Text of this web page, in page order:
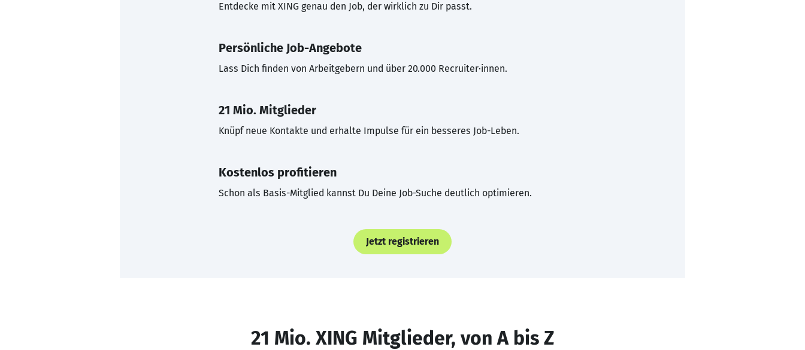
Entdecke mit XING genau den Job, der wirklich zu Dir passt.
Persönliche Job-Angebote
Lass Dich finden von Arbeitgebern und über 20.000 Recruiter·innen.
21 Mio. Mitglieder
Knüpf neue Kontakte und erhalte Impulse für ein besseres Job-Leben.
Kostenlos profitieren
Schon als Basis-Mitglied kannst Du Deine Job-Suche deutlich optimieren.
Jetzt registrieren
21 Mio. XING Mitglieder, von A bis Z